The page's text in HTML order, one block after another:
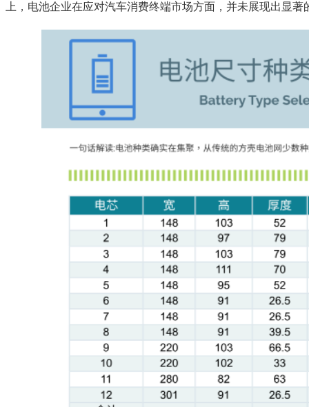
上，电池企业在应对汽车消费终端市场方面，并未展现出显著